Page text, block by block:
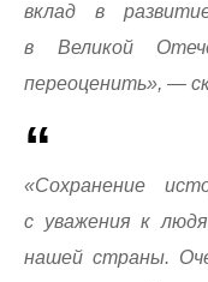
вклад в
в Великой
переоценить», —
«Сохранение
с уважения к
нашей страны.